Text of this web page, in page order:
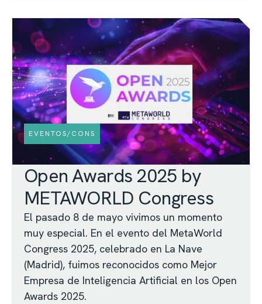
EVENTOS/CONS
Open Awards 2025 by
METAWORLD Congress
El pasado 8 de mayo vivimos un momento
muy especial. En el evento del MetaWorld
Congress 2025, celebrado en La Nave
(Madrid), fuimos reconocidos como Mejor
Empresa de Inteligencia Artificial en los Open
Awards 2025.